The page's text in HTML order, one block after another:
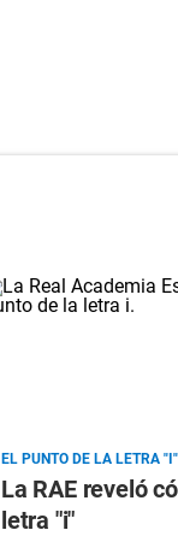
EL PUNTO DE LA LETRA "I"
La RAE reveló
letra "i"